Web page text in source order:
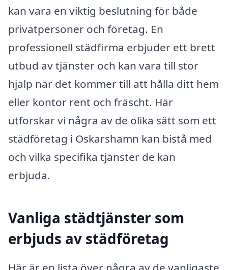
kan vara en viktig beslutning för både
privatpersoner och företag. En
professionell städfirma erbjuder ett brett
utbud av tjänster och kan vara till stor
hjälp när det kommer till att hålla ditt hem
eller kontor rent och fräscht. Här
utforskar vi några av de olika sätt som ett
städföretag i Oskarshamn kan bistå med
och vilka specifika tjänster de kan
erbjuda.
Vanliga städtjänster som
erbjuds av städföretag